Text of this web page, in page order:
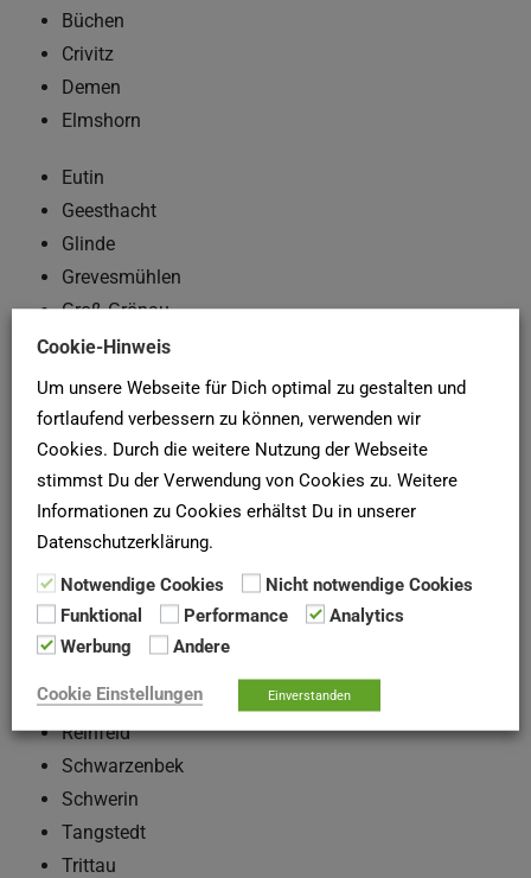
Büchen
Crivitz
Demen
Elmshorn
Eutin
Geesthacht
Glinde
Grevesmühlen
Groß Grönau
Großhansdorf
Hagenow
Hamburg
Kaltenkirchen
Lauenburg
Lübeck
Lübstorf
Neumünster
Ratzeburg
Reinfeld
Schwarzenbek
Schwerin
Tangstedt
Trittau
Cookie-Hinweis
Um unsere Webseite für Dich optimal zu gestalten und
fortlaufend verbessern zu können, verwenden wir
Cookies. Durch die weitere Nutzung der Webseite
stimmst Du der Verwendung von Cookies zu. Weitere
Informationen zu Cookies erhältst Du in unserer
Datenschutzerklärung.
Notwendige Cookies
Nicht notwendige Cookies
Funktional
Performance
Analytics
Werbung
Andere
Cookie Einstellungen Einverstanden